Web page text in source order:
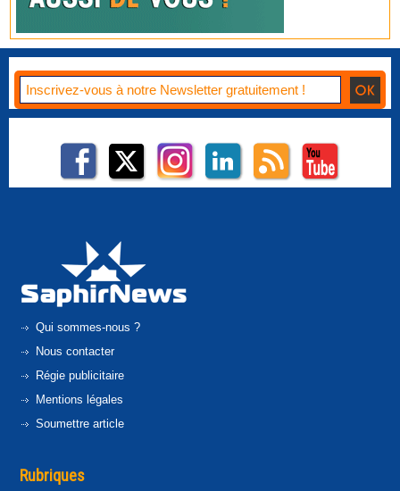
Qui sommes-nous ?
Nous contacter
Régie publicitaire
Mentions légales
Soumettre article
Rubriques